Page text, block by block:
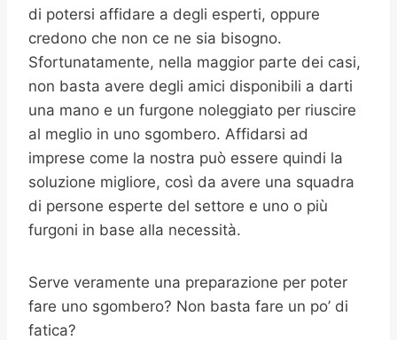
di potersi affidare a degli esperti, oppure
credono che non ce ne sia bisogno.
Sfortunatamente, nella maggior parte dei casi,
non basta avere degli amici disponibili a darti
una mano e un furgone noleggiato per riuscire
al meglio in uno sgombero. Affidarsi ad
imprese come la nostra può essere quindi la
soluzione migliore, così da avere una squadra
di persone esperte del settore e uno o più
furgoni in base alla necessità.
Serve veramente una preparazione per poter
fare uno sgombero? Non basta fare un po’ di
fatica?